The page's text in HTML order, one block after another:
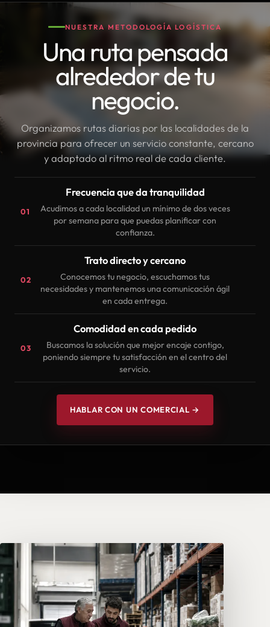
NUESTRA METODOLOGÍA LOGÍSTICA
Una ruta pensada
alrededor de tu
negocio.
Organizamos rutas diarias por las localidades de la
provincia para ofrecer un servicio constante, cercano
y adaptado al ritmo real de cada cliente.
01
Frecuencia que da tranquilidad
Acudimos a cada localidad un mínimo de dos veces
por semana para que puedas planificar con
confianza.
02
Trato directo y cercano
Conocemos tu negocio, escuchamos tus
necesidades y mantenemos una comunicación ágil
en cada entrega.
03
Comodidad en cada pedido
Buscamos la solución que mejor encaje contigo,
poniendo siempre tu satisfacción en el centro del
servicio.
HABLAR CON UN COMERCIAL →